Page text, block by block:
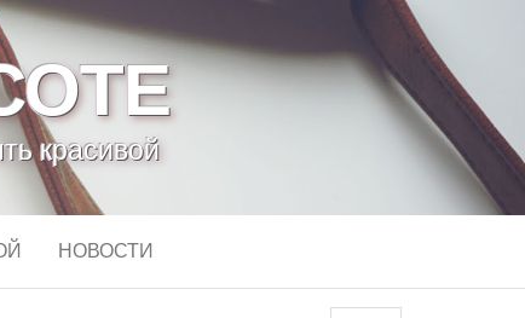
красивой
НОВОСТИ